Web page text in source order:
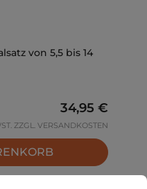
von 5,5 bis 14
Regulärer
34,95 €
ZZGL. VERSANDKOSTEN
um eine bestmögliche